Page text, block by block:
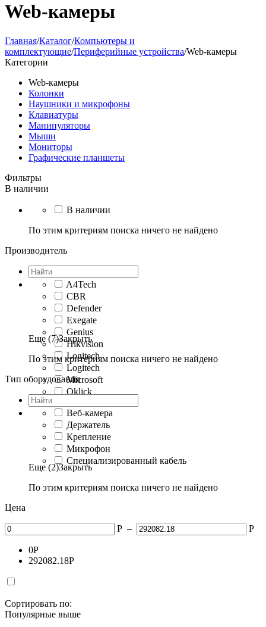
Web-камеры
Главная/Каталог/Компьютеры и
комплектующие/Периферийные устройства/Web-камеры
Категории
Web-камеры
Колонки
Наушники и микрофоны
Клавиатуры
Манипуляторы
Мыши
Мониторы
Графические планшеты
Фильтры
В наличии
В наличии
По этим критериям поиска ничего не найдено
Производитель
A4Tech
CBR
Defender
Exegate
Genius
Hikvision
Logitech
Logitech
Microsoft
Oklick
Еще (7)Закрыть
По этим критериям поиска ничего не найдено
Тип оборудования
Веб-камера
Держатель
Крепление
Микрофон
Специализированный кабель
Еще (2)Закрыть
По этим критериям поиска ничего не найдено
Цена
Р – Р
0Р
292082.18Р
Сортировать по:
Популярные выше